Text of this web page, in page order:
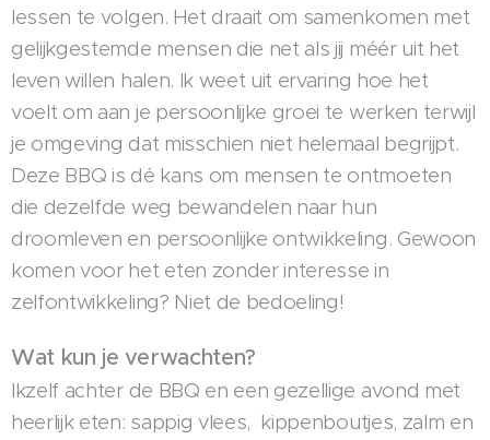
lessen te volgen. Het draait om samenkomen met
gelijkgestemde mensen die net als jij méér uit het
leven willen halen. Ik weet uit ervaring hoe het
voelt om aan je persoonlijke groei te werken terwijl
je omgeving dat misschien niet helemaal begrijpt.
Deze BBQ is dé kans om mensen te ontmoeten
die dezelfde weg bewandelen naar hun
droomleven en persoonlijke ontwikkeling. Gewoon
komen voor het eten zonder interesse in
zelfontwikkeling? Niet de bedoeling!
Wat kun je verwachten?
Ikzelf achter de BBQ en een gezellige avond met
heerlijk eten: sappig vlees, kippenboutjes, zalm en